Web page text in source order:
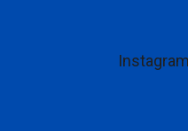
Instagram